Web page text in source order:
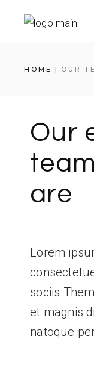
HOME OUR
Our
are
Lorem
sociis
et magnis
natoque